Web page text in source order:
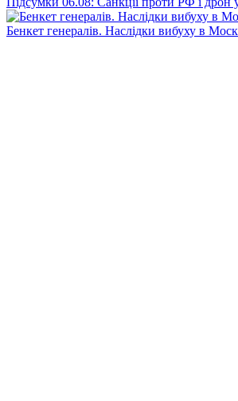
Бенкет генералів. Наслідки вибуху в